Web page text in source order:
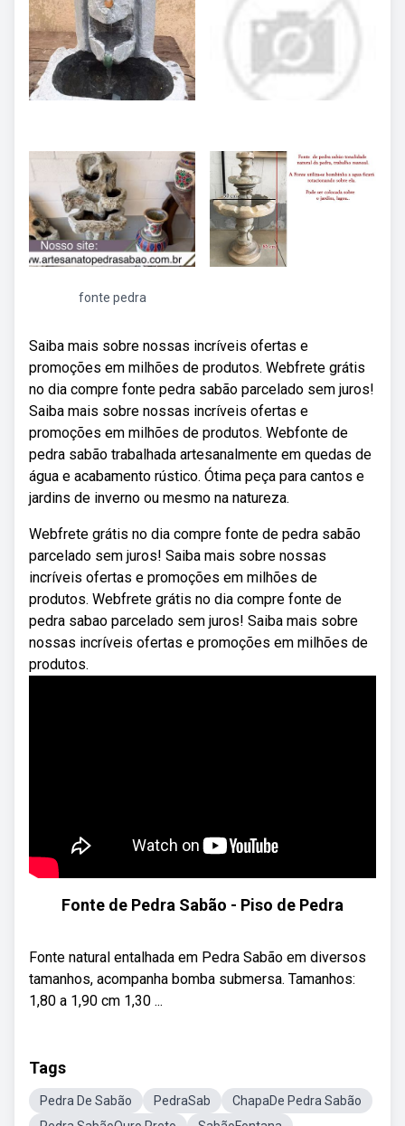
fonte pedra
Saiba mais sobre nossas incríveis ofertas e
promoções em milhões de produtos. Webfrete grátis
no dia compre fonte pedra sabão parcelado sem juros!
Saiba mais sobre nossas incríveis ofertas e
promoções em milhões de produtos. Webfonte de
pedra sabão trabalhada artesanalmente em quedas de
água e acabamento rústico. Ótima peça para cantos e
jardins de inverno ou mesmo na natureza.
Webfrete grátis no dia compre fonte de pedra sabão
parcelado sem juros! Saiba mais sobre nossas
incríveis ofertas e promoções em milhões de
produtos. Webfrete grátis no dia compre fonte de
pedra sabao parcelado sem juros! Saiba mais sobre
nossas incríveis ofertas e promoções em milhões de
produtos.
Fonte de Pedra Sabão - Piso de Pedra
Fonte natural entalhada em Pedra Sabão em diversos
tamanhos, acompanha bomba submersa. Tamanhos:
1,80 a 1,90 cm 1,30 ...
Tags
Pedra De Sabão PedraSab
ChapaDe Pedra Sabão